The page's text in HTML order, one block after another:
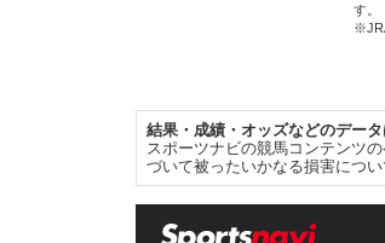
す。
結果・成績・オッズなどのデー
スポーツナビの競馬コンテンツ
づいて被ったいかなる損害につ